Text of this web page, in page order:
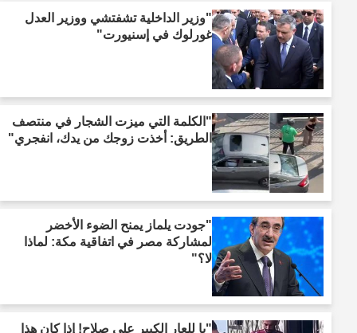
"وزير الداخلية تشفتشي ووزير العدل
غورلوك في إسنيورت"
"الكلمة التي ميزت الشجار في منتصف
الطريق: أخذت زوجك من يدك، انفجري"
"جودت يلماز يمنح الضوء الأخضر
لمشاركة مصر في اتفاقية مكة: لماذا
لا؟"
"يا للعار الكبير على صلاح! إذا كان هذا